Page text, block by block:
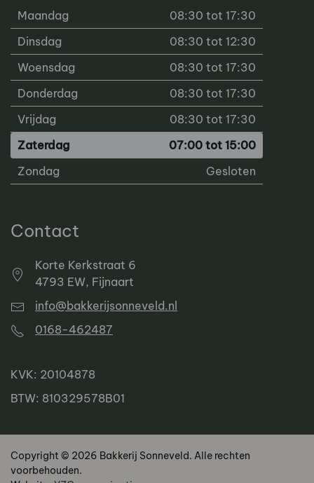
Maandag
08:30 tot 17:30
Dinsdag
08:30 tot 12:30
Woensdag
08:30 tot 17:30
Donderdag
08:30 tot 17:30
Vrijdag
08:30 tot 17:30
Zaterdag
07:00 tot 15:00
Zondag
Gesloten
Contact
Korte Kerkstraat 6
4793 EW, Fijnaart
info@bakkerijsonneveld.nl
0168-462487
KVK: 20104878
BTW: 810329578B01
Copyright © 2026 Bakkerij Sonneveld. Alle rechten
voorbehouden.